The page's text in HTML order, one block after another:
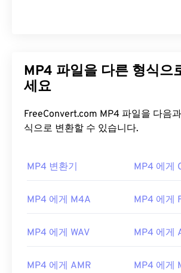
MP4 파일을 다른 형식으
세요
FreeConvert.com MP4 파일을 다음과 같은 다른 형
식으로 변환할 수 있습니다.
MP4 변환기 MP4 에게
MP4 에게 M4A MP4 에게
MP4 에게 WAV MP4 에게
MP4 에게 AMR MP4 에게